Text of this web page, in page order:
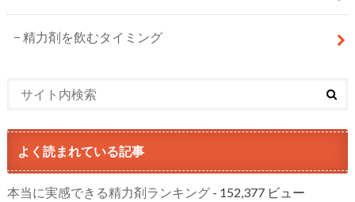
精力剤を飲むタイミング
よく読まれている記事
本当に実感できる精力剤ランキング- 152,377 ビュー